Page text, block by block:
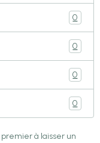
0
0
0
0
à laisser un